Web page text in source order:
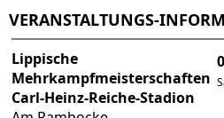
VERANSTALTUNGS-
Lippische
Mehrkampfmeisterschaften
Carl-Heinz-Reiche-Stadion